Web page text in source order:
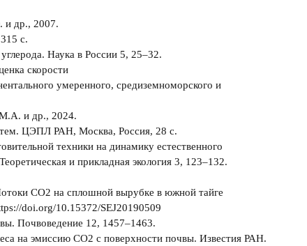
и др., 2007.
с.
Наука в России 5, 25–32.
скорости
умеренного, средиземноморского и
и др., 2024.
ЦЭПЛ РАН, Москва, Россия, 28 с.
техники на динамику естественного
и прикладная экология 3, 123–132.
СО2 на сплошной вырубке в южной тайге
doi.org/10.15372/SEJ20190509
Почвоведение 12, 1457–1463.
на эмиссию СО2 с поверхности почвы. Известия РАН.